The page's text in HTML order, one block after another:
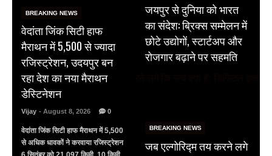
BREAKING NEWS
वेदांता जिंक सिटी हाफ
मैराथन में 5,500 से ज्यादा
रजिस्ट्रेशन, उदयपुर बन
रहा देश का नया मैराथन
डेस्टिनेशन
Vijay - August 8, 2026 0
वेदांता जिंक सिटी हाफ मैराथन में 5,500
से अधिक धावकों ने करवाया रजिस्ट्रेशन
जयपुर से दुनिया को भारत
का संदेश: ब्रिक्स सम्मेलन में
छोटे उद्योगों, स्टार्टअप और
रोजगार बढ़ाने पर सहमति
BREAKING NEWS
जब एल्गोरिद्म तय करने लगे